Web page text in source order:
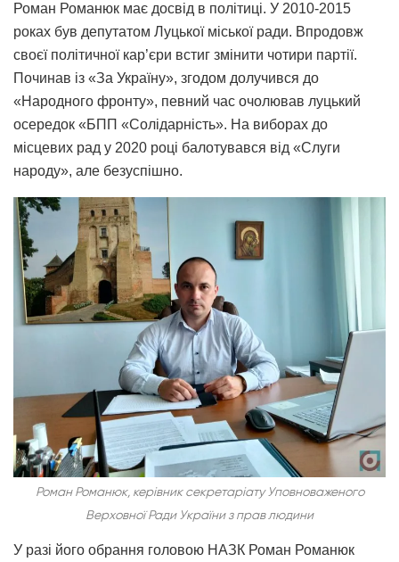
Роман Романюк має досвід в політиці. У 2010-2015
роках був депутатом Луцької міської ради. Впродовж
своєї політичної кар’єри встиг змінити чотири партії.
Починав із «За Україну», згодом долучився до
«Народного фронту», певний час очолював луцький
осередок «БПП «Солідарність». На виборах до
місцевих рад у 2020 році балотувався від «Слуги
народу», але безуспішно.
Роман Романюк, керівник секретаріату Уповноваженого
Верховної Ради України з прав людини
У разі його обрання головою НАЗК Роман Романюк